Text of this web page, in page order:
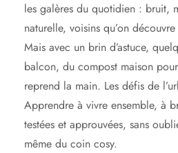
les galères du quotidien : bruit,
naturelle, voisins qu’on
Mais avec un brin d’astuce,
balcon, du compost maison
reprend la main. Les défis de
Apprendre à vivre ensemble, à
testées et approuvées, sans
même du coin cosy.